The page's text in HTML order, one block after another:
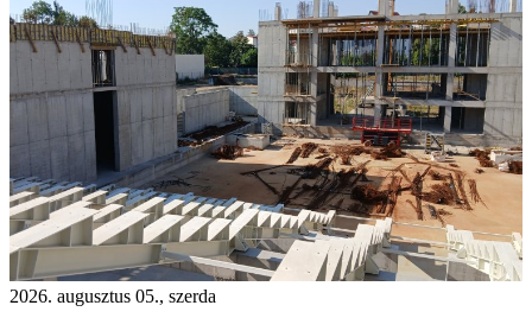
2026. augusztus 05., szerda